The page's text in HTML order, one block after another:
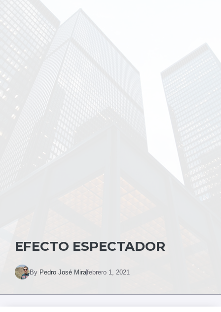
EFECTO ESPECTADOR
By Pedro José Mirafebrero 1, 2021